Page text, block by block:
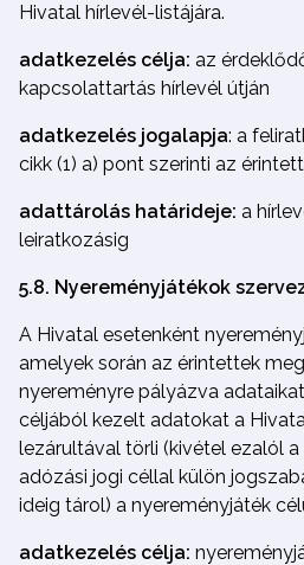
Hivatal hírlevél-listájára.
adatkezelés célja: az
kapcsolattartás hírlevél útján
adatkezelés jogalapja: a
cikk (1) a) pont szerinti az
adattárolás határideje: a
leiratkozásig
5.8. Nyereményjátékok
A Hivatal esetenként
amelyek során az érintettek
nyereményre pályázva
céljából kezelt adatokat a
lezárultával törli (kivétel ezalól
adózási jogi céllal külön
ideig tárol) a nyereményjáték
adatkezelés célja: